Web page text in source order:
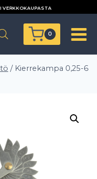
VERKKOKAUPASTA
0
/ Kierrekampa 0,25-6